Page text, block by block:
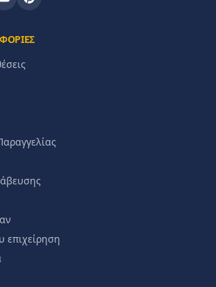
επιχείρηση